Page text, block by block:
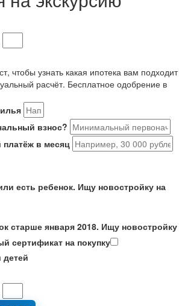
чтобы узнать какая ипотека вам подходит
расчёт. Бесплатное одобрение в
взнос?
в месяц
есть ребенок. Ищу новостройку на
старше января 2018. Ищу новостройку
сертификат на покупку
детей